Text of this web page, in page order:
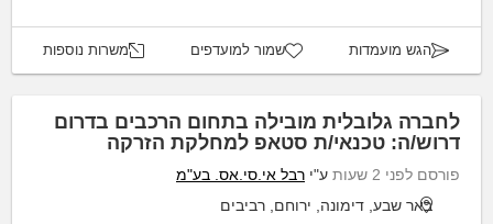
הגש מועמדות שמור למועדפים משרות נוספות
לחברה גלובלית מובילה בתחום הרכבים בדרום
דרוש/ה: טכנאי/ת סטאפ למחלקת הזרקה
פורסם לפני 2 שעות ע"י רבל אי.סי.אס. בע"מ
באר שבע, דימונה, ירוחם, רביבים